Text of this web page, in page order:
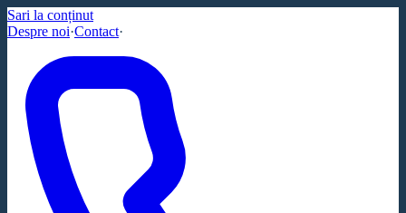
Sari la conținut
Despre noi·Contact·